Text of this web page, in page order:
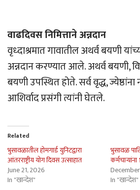
वाढदिवस निमित्ताने अन्नदान
वृध्दाश्रमात गावातील अथर्व बयणी
अन्नदान करण्यात आले. अथर्व बयणी,
बयणी उपस्थित होते. सर्व वृद्ध,
आशिर्वाद प्रसंगी त्यांनी घेतले.
Related
भुसावळातील होमगार्ड युनिटद्वारा
आंतरराष्ट्रीय योग दिवस उत्साहात
June 21, 2026
In "खान्देश"
भुसावळ
In "खान्देश"